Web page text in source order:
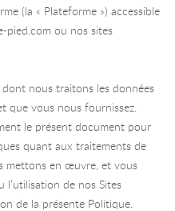
(la « Plateforme ») accessible
pied.com ou nos sites
nous traitons les données
que vous nous fournissez.
le présent document pour
quant aux traitements de
mettons en œuvre, et vous
de nos Sites
de la présente Politique.